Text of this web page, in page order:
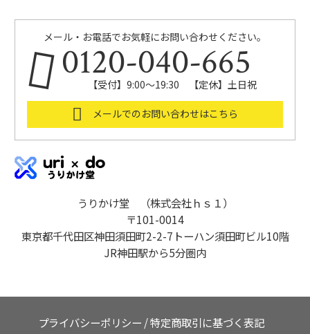
うりかけ堂 （株式会社ｈｓ１）
〒101-0014
東京都千代田区神田須田町2-2-7トーハン須田町ビル10階
JR神田駅から5分圏内
メール・お電話でお気軽にお問い合わせください。
0120-040-665
【受付】9:00～19:30 【定休】土日祝
メールでのお問い合わせはこちら
プライバシーポリシー /特定商取引に基づく表記